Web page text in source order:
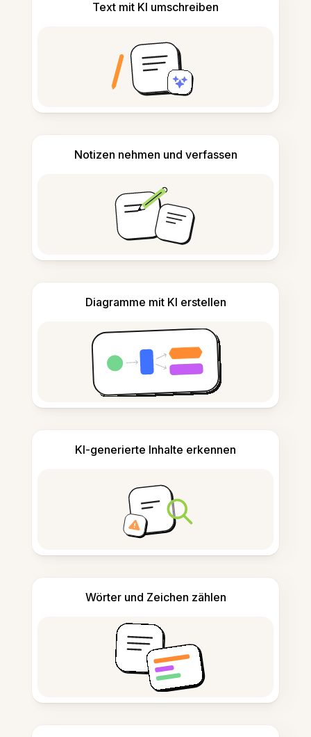
Text mit KI umschreiben
Notizen nehmen und verfassen
Diagramme mit KI erstellen
KI-generierte Inhalte erkennen
Wörter und Zeichen zählen